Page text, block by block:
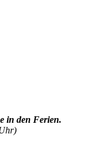
in den Ferien.